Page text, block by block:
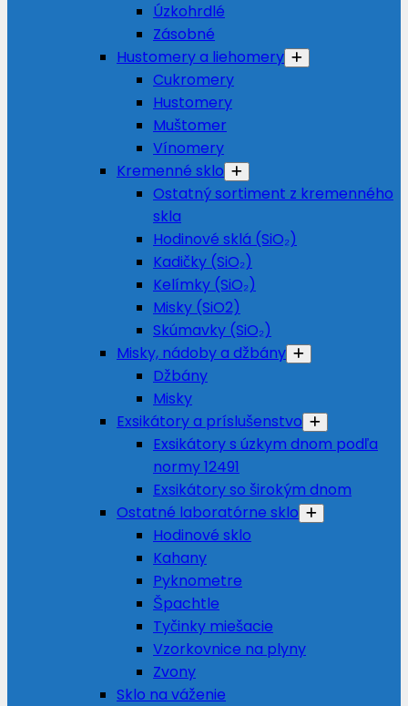
Úzkohrdlé
Zásobné
Hustomery a liehomery
Cukromery
Hustomery
Muštomer
Vínomery
Kremenné sklo
Ostatný sortiment z kremenného
skla
Hodinové sklá (SiO₂)
Kadičky (SiO₂)
Kelímky (SiO₂)
Misky (SiO2)
Skúmavky (SiO₂)
Misky, nádoby a džbány
Džbány
Misky
Exsikátory a príslušenstvo
Exsikátory s úzkym dnom podľa
normy 12491
Exsikátory so širokým dnom
Ostatné laboratórne sklo
Hodinové sklo
Kahany
Pyknometre
Špachtle
Tyčinky miešacie
Vzorkovnice na plyny
Zvony
Sklo na váženie